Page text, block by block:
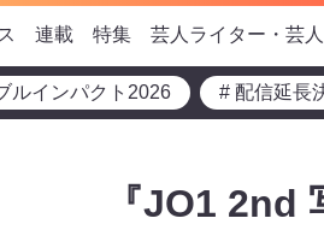
連載 特集 芸人ライター・芸
ルインパクト2026 # 配信延長
『JO1 2nd